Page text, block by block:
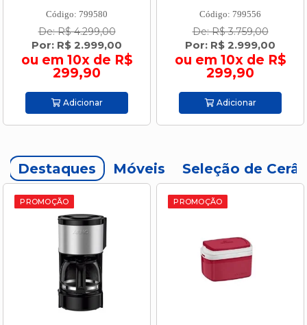
Código: 799580
De: R$ 4.299,00
Por: R$ 2.999,00
ou em 10x de R$
299,90
Adicionar
Código: 799556
De: R$ 3.759,00
Por: R$ 2.999,00
ou em 10x de R$
299,90
Adicionar
Destaques Móveis Seleção de
PROMOÇÃO PROMOÇÃO